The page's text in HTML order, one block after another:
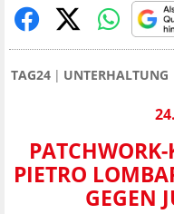
TAG24 UNTERHALTUNG
PIETRO
EGEN